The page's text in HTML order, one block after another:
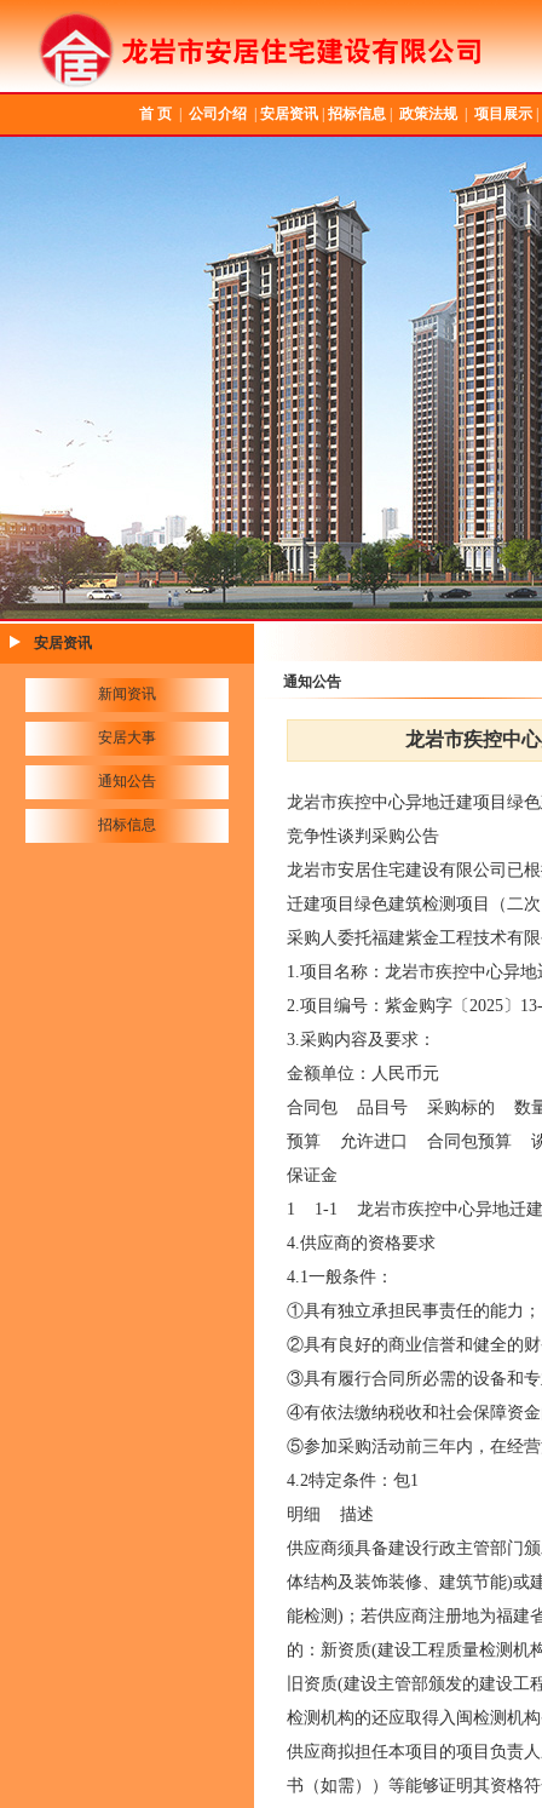
首 页 公司介绍 安居资讯 招标信息 政策法规| 项目展示
安居资讯
新闻资讯
安居大事
通知公告
招标信息
通知公告
龙岩市疾控中
龙岩市疾控中心异地迁建项目绿
竞争性谈判采购公告
龙岩市安居住宅建设有限公司已
迁建项目绿色建筑检测项目（二
采购人委托福建紫金工程技术有
1.项目名称：龙岩市疾控中心异
2.项目编号：紫金购字〔2025〕
3.采购内容及要求：
金额单位：人民币元
合同包 品目号 采购标的 数
预算 允许进口 合同包预算
保证金
1 1-1 龙岩市疾控中心异地迁
4.供应商的资格要求
4.1一般条件：
①具有独立承担民事责任的能力
②具有良好的商业信誉和健全的
③具有履行合同所必需的设备和
④有依法缴纳税收和社会保障资
⑤参加采购活动前三年内，在经
4.2特定条件：包1
明细 描述
供应商须具备建设行政主管部门
体结构及装饰装修、建筑节能)或
能检测)；若供应商注册地为福
的：新资质(建设工程质量检测机
旧资质(建设主管部颁发的建设
检测机构的还应取得入闽检测机
供应商拟担任本项目的项目负责
书（如需））等能够证明其资格